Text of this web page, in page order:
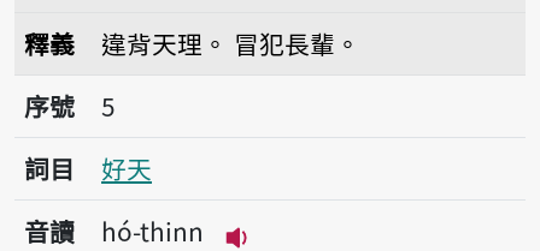
釋義 違背天理。 冒犯長輩。
序號5好天
序號
5
詞目
好天
音讀
hó-thinn